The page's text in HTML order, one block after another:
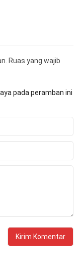
Ruas yang wajib
pada peramban ini